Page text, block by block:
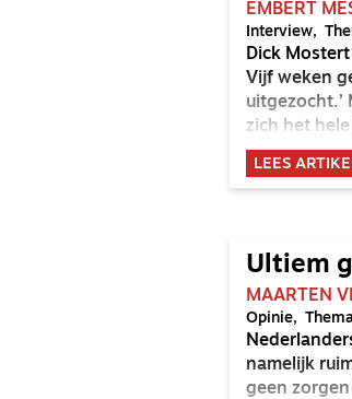
EMBERT
Interview
Dick
Vijf weken
uitgezocht.’
zich het
stilte te
aardig kan,
LEES
Ultiem
MAARTEN
Opinie
namelijk
geen